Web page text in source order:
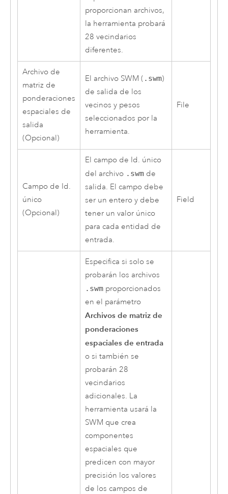
proporcionan archivos,
la herramienta probará
28 vecindarios
diferentes.
Archivo de
matriz de
ponderaciones
espaciales de
salida
(Opcional)
El archivo SWM ( .swm)
de salida de los
vecinos y pesos
seleccionados por la
herramienta.
File
Campo de Id.
único
(Opcional)
El campo de Id. único
del archivo .swmde
salida. El campo debe
ser un entero y debe
tener un valor único
para cada entidad de
entrada.
Field
Especifica si solo se
probarán los archivos
.swmproporcionados
en el parámetro
Archivos de matriz de
ponderaciones
espaciales de entrada
o si también se
probarán 28
vecindarios
adicionales. La
herramienta usará la
SWM que crea
componentes
espaciales que
predicen con mayor
precisión los valores
de los campos de